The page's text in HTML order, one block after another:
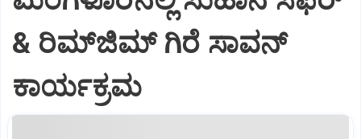
& ರಿಮ್‌ಜಿಮ್ ಗಿರೆ ಸಾವನ್
ಕಾರ್ಯಕ್ರಮ